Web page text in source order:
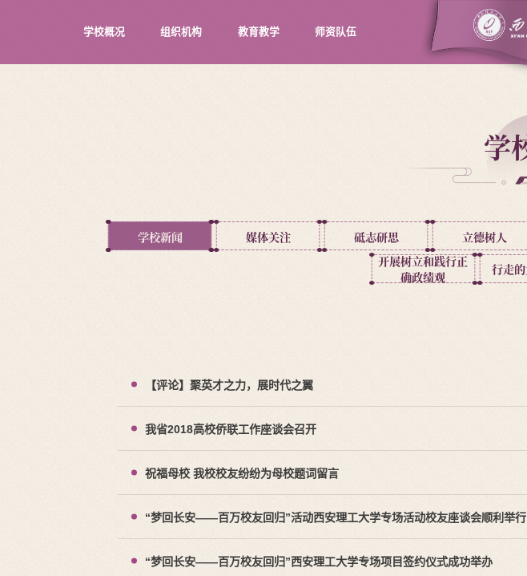
学校概况 组织机构 教育教学 师资队伍
学
学校新闻 媒体关注 砥志研思 立德树人
开展树立和践行正
确政绩观
行走
【评论】聚英才之力，展时代之翼
我省2018高校侨联工作座谈会召开
祝福母校 我校校友纷纷为母校题词留言
“梦回长安——百万校友回归”活动西安理工大学专场活动校友座谈会顺利举行
“梦回长安——百万校友回归”西安理工大学专场项目签约仪式成功举办